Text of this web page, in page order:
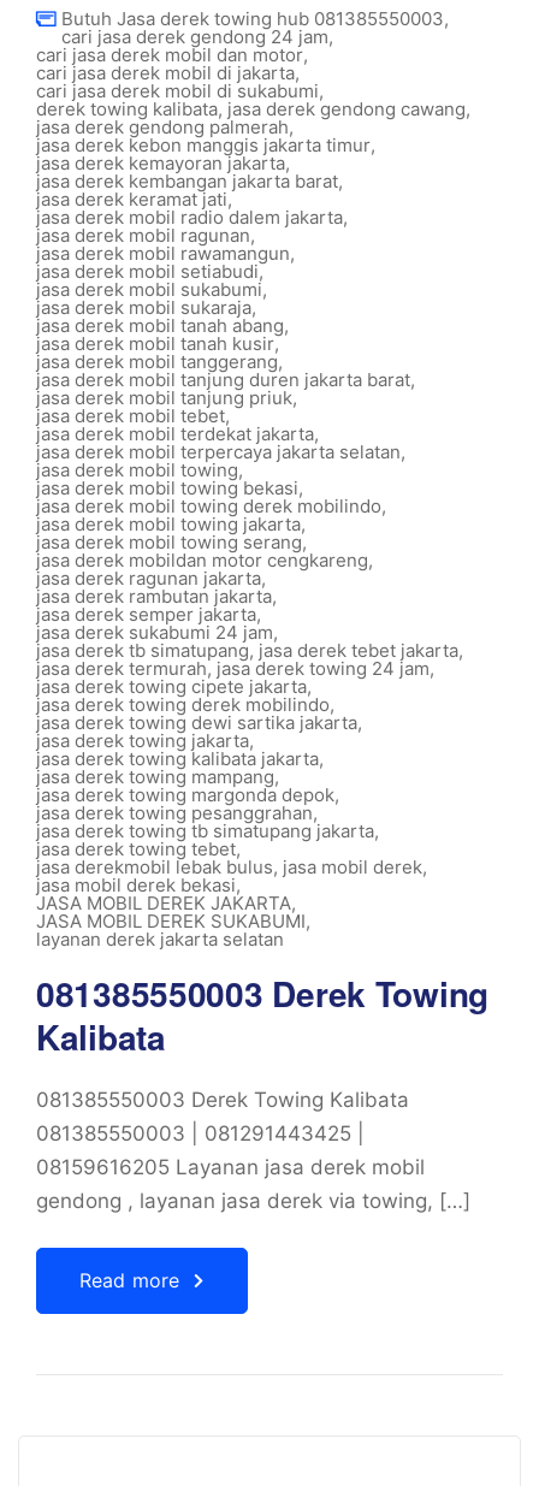
Butuh Jasa derek towing hub 081385550003,
cari jasa derek gendong 24 jam,
cari jasa derek mobil dan motor,
cari jasa derek mobil di jakarta,
cari jasa derek mobil di sukabumi,
derek towing kalibata, jasa derek gendong cawang,
jasa derek gendong palmerah,
jasa derek kebon manggis jakarta timur,
jasa derek kemayoran jakarta,
jasa derek kembangan jakarta barat,
jasa derek keramat jati,
jasa derek mobil radio dalem jakarta,
jasa derek mobil ragunan,
jasa derek mobil rawamangun,
jasa derek mobil setiabudi,
jasa derek mobil sukabumi,
jasa derek mobil sukaraja,
jasa derek mobil tanah abang,
jasa derek mobil tanah kusir,
jasa derek mobil tanggerang,
jasa derek mobil tanjung duren jakarta barat,
jasa derek mobil tanjung priuk,
jasa derek mobil tebet,
jasa derek mobil terdekat jakarta,
jasa derek mobil terpercaya jakarta selatan,
jasa derek mobil towing,
jasa derek mobil towing bekasi,
jasa derek mobil towing derek mobilindo,
jasa derek mobil towing jakarta,
jasa derek mobil towing serang,
jasa derek mobildan motor cengkareng,
jasa derek ragunan jakarta,
jasa derek rambutan jakarta,
jasa derek semper jakarta,
jasa derek sukabumi 24 jam,
jasa derek tb simatupang, jasa derek tebet jakarta,
jasa derek termurah, jasa derek towing 24 jam,
jasa derek towing cipete jakarta,
jasa derek towing derek mobilindo,
jasa derek towing dewi sartika jakarta,
jasa derek towing jakarta,
jasa derek towing kalibata jakarta,
jasa derek towing mampang,
jasa derek towing margonda depok,
jasa derek towing pesanggrahan,
jasa derek towing tb simatupang jakarta,
jasa derek towing tebet,
jasa derekmobil lebak bulus, jasa mobil derek,
jasa mobil derek bekasi,
JASA MOBIL DEREK JAKARTA,
JASA MOBIL DEREK SUKABUMI,
layanan derek jakarta selatan
081385550003 Derek Towing
Kalibata
081385550003 Derek Towing Kalibata
081385550003 | 081291443425 |
08159616205 Layanan jasa derek mobil
gendong , layanan jasa derek via towing, […]
Read more